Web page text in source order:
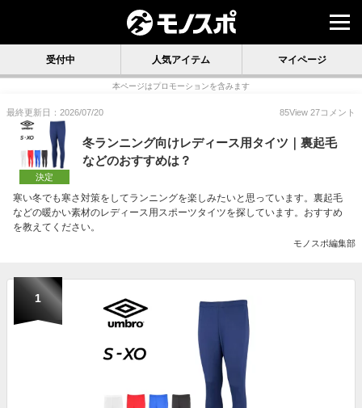
受付中 人気アイテム マイページ
本ページはプロモーションを含みます
最終更新日：2026/07/20 85View 27コメント
決定
冬ランニング向けレディース用タイツ｜裏起毛
などのおすすめは？
寒い冬でも寒さ対策をしてランニングを楽しみたいと思っています。裏起毛
などの暖かい素材のレディース用スポーツタイツを探しています。おすすめ
を教えてください。
モノスポ編集部
1